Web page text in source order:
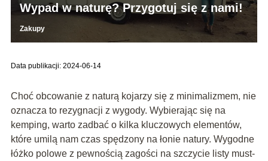
Wypad w naturę? Przygotuj się z nami!
Zakupy
Data publikacji: 2024-06-14
Choć obcowanie z naturą kojarzy się z minimalizmem, nie
oznacza to rezygnacji z wygody. Wybierając się na
kemping, warto zadbać o kilka kluczowych elementów,
które umilą nam czas spędzony na łonie natury. Wygodne
łóżko polowe z pewnością zagości na szczycie listy must-